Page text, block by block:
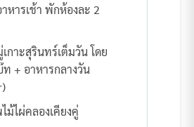
หารเช้า พักห้องละ 2
กาะสุรินทร์เต็มวัน โดย
ท + อาหารกลางวัน
ม้ไผ่คลองเคียงคู่